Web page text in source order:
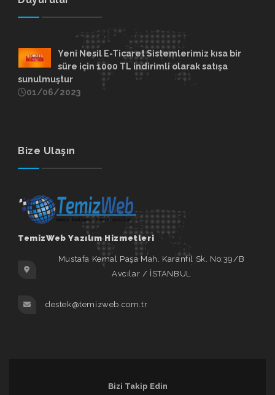
Yeni Nesil E-Ticaret Sistemlerimiz kısa bir
süre için 1000 TL indirimli olarak satışa
sunulmuştur
01/06/2023
Bize Ulaşın
TemizWeb Yazılım Hizmetleri
Mustafa Kemal Paşa Mah. Karanfil Sk. No:39/B
Avcılar / İSTANBUL
destek@temizweb.com.tr
Bizi Takip Edin